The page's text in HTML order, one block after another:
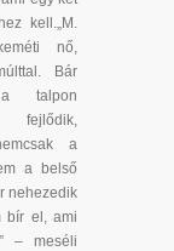
kell.„M.
nő,
Bár
talpon
fejlődik,
a
a belső
nehezedik
bír el, ami
– meséli